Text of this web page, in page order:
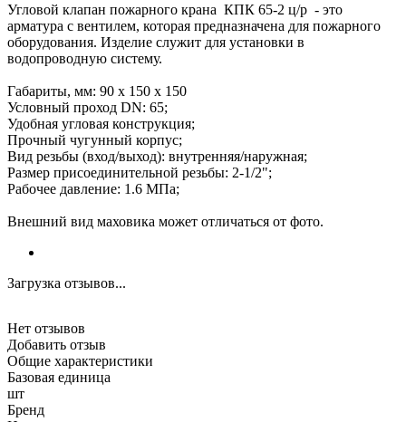
Угловой клапан пожарного крана КПК 65-2 ц/р - это
арматура с вентилем, которая предназначена для пожарного
оборудования. Изделие служит для установки в
водопроводную систему.
Габариты, мм: 90 x 150 x 150
Условный проход DN: 65;
Удобная угловая конструкция;
Прочный чугунный корпус;
Вид резьбы (вход/выход): внутренняя/наружная;
Размер присоединительной резьбы: 2-1/2";
Рабочее давление: 1.6 МПа;
Внешний вид маховика может отличаться от фото.
Загрузка отзывов...
Нет отзывов
Добавить отзыв
Общие характеристики
Базовая единица
шт
Бренд